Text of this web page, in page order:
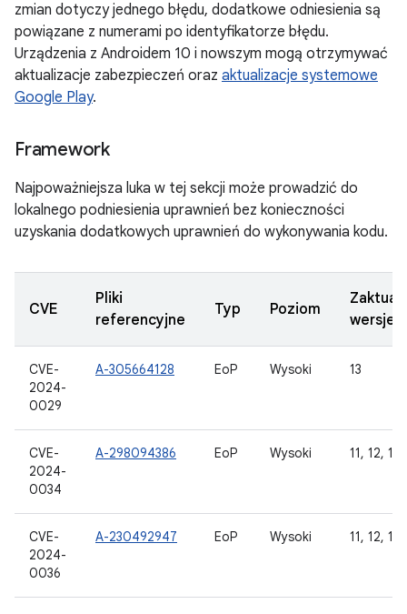
zmian dotyczy jednego błędu, dodatkowe odniesienia są
powiązane z numerami po identyfikatorze błędu.
Urządzenia z Androidem 10 i nowszym mogą otrzymywać
aktualizacje zabezpieczeń oraz aktualizacje systemowe
Google Play.
Framework
Najpoważniejsza luka w tej sekcji może prowadzić do
lokalnego podniesienia uprawnień bez konieczności
uzyskania dodatkowych uprawnień do wykonywania kodu.
CVE
Pliki
referencyjne
Typ Poziom
wersje
CVE-
2024-
0029
A-305664128 EoP Wysoki 13
CVE-
2024-
0034
A-298094386 EoP Wysoki 11, 12,
CVE-
2024-
0036
A-230492947 EoP Wysoki 11, 12,